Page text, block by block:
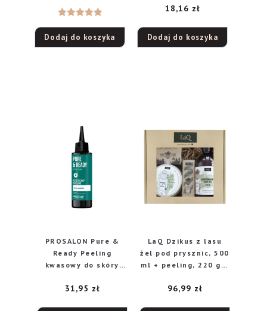
5.00na 5
Dodaj do koszyka
18,16 zł
Dodaj do koszyka
PROSALON Pure &
Ready Peeling
kwasowy do skóry
31,95 zł
LaQ Dzikus z lasu
żel pod prysznic, 500
ml + peeling, 220 g +
g + olejek po
96,99 zł